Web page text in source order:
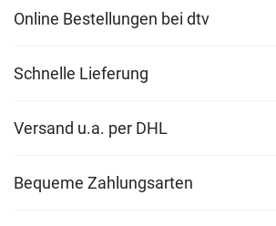
Online Bestellungen bei dtv
Schnelle Lieferung
Versand u.a. per DHL
Bequeme Zahlungsarten